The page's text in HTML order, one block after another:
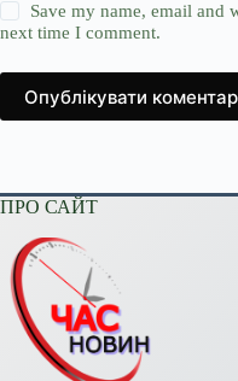
Save my name, email and
next time I comment.
Опублікувати коментар
ПРО САЙТ